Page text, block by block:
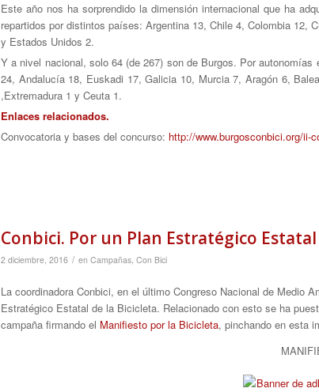
Este año nos ha sorprendido la dimensión internacional que ha
repartidos por distintos países: Argentina 13, Chile 4, Colombia 12,
y Estados Unidos 2.
Y a nivel nacional, solo 64 (de 267) son de Burgos. Por
24, Andalucía 18, Euskadi 17, Galicia 10, Murcia 7, Aragón 6,
,Extremadura 1 y Ceuta 1.
Enlaces relacionados.
Convocatoria y bases del concurso: http://www.burgosconbici.org/ii-
Conbici. Por un Plan Estratégico Estatal
2 diciembre, 2016 / en Campañas, Con Bici
La coordinadora Conbici, en el último Congreso Nacional de Medio
Estratégico Estatal de la Bicicleta. Relacionado con esto se ha
campaña firmando el Manifiesto por la Bicicleta, pinchando en esta